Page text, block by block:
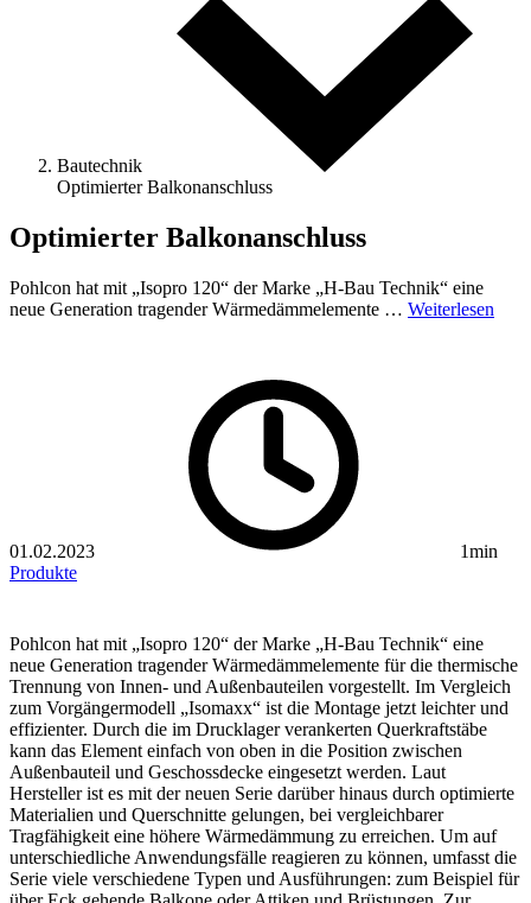
Bautechnik
Optimierter Balkonanschluss
Optimierter Balkonanschluss
Pohlcon hat mit „Isopro 120“ der Marke „H-Bau Technik“ eine
neue Generation tragender Wärmedämmelemente … Weiterlesen
01.02.2023
1min
Produkte
Pohlcon hat mit „Isopro 120“ der Marke „H-Bau Technik“ eine
neue Generation tragender Wärmedämmelemente für die thermische
Trennung von Innen- und Außenbauteilen vorgestellt. Im Vergleich
zum Vorgängermodell „Isomaxx“ ist die Montage jetzt leichter und
effizienter. Durch die im Drucklager verankerten Querkraftstäbe
kann das Element einfach von oben in die Position zwischen
Außenbauteil und Geschossdecke eingesetzt werden. Laut
Hersteller ist es mit der neuen Serie darüber hinaus durch optimierte
Materialien und Querschnitte gelungen, bei vergleichbarer
Tragfähigkeit eine höhere Wärmedämmung zu erreichen. Um auf
unterschiedliche Anwendungsfälle reagieren zu können, umfasst die
Serie viele verschiedene Typen und Ausführungen: zum Beispiel für